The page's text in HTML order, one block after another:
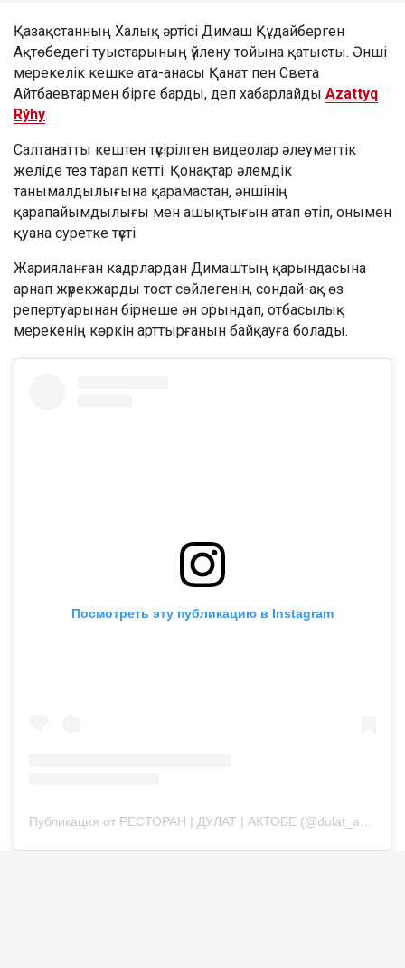
Қазақстанның Халық әртісі Димаш Құдайберген
Ақтөбедегі туыстарының үйлену тойына қатысты. Әнші
мерекелік кешке ата-анасы Қанат пен Света
Айтбаевтармен бірге барды, деп хабарлайды Azattyq
Rýhy.
Салтанатты кештен түсірілген видеолар әлеуметтік
желіде тез тарап кетті. Қонақтар әлемдік
танымалдылығына қарамастан, әншінің
қарапайымдылығы мен ашықтығын атап өтіп, онымен
қуана суретке түсті.
Жарияланған кадрлардан Димаштың қарындасына
арнап жүрекжарды тост сөйлегенін, сондай-ақ өз
репертуарынан бірнеше ән орындап, отбасылық
мерекенің көркін арттырғанын байқауға болады.
Посмотреть эту публикацию в Instagram
Публикация от РЕСТОРАН | ДУЛАТ | АКТОБЕ (@dulat_aqtobe)